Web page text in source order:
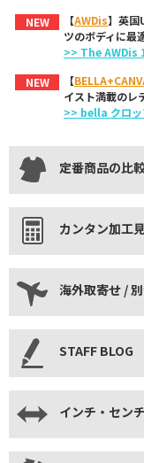
NEW
【AWDis】英国
ツのボディに最
>> The AWDis
NEW
【
イスト満載のレ
>> bella クロッ
定番商品の比
カンタン加工
海外取寄せ /
STAFF BLOG
インチ・セン